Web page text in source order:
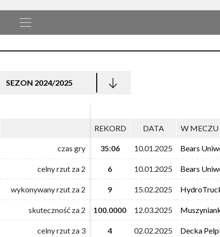
SEZON 2024/2025
REKORD DATA W MECZU
czas gry 35:06 10.01.2025 Bears
celny rzut za 2 6 10.01.2025 Bears
wykonywany rzut za 2 9 15.02.2025
skuteczność za 2 100.0000 12.03.2025
celny rzut za 3 4 02.02.2025 Decka
REKORD DATA W MECZU
czas gry 35:06 10.01.2025 Bears
celny rzut za 2 6 10.01.2025 Bears
wykonywany rzut za 2 9 15.02.2025
skuteczność za 2 100.0000 12.03.2025
celny rzut za 3 4 02.02.2025 Decka